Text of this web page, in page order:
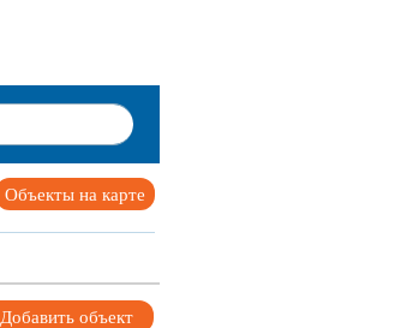
Объекты на карте
Добавить объект